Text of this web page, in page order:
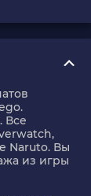
Все
Naruto. Вы
из игры